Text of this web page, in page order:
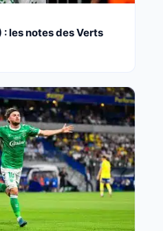
les notes des Verts